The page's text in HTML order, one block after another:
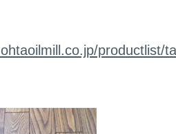
productlist/